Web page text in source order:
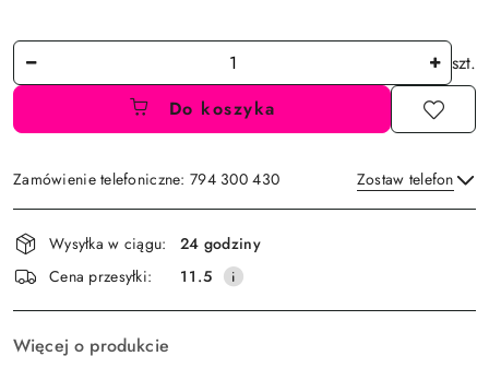
Ilość
szt.
Do koszyka
Zamówienie telefoniczne: 794 300 430 Zostaw telefon
Wyślij
Dostępność
i
dostawa
Wysyłka w ciągu:
24 godziny
Cena przesyłki:
11.5
Więcej o produkcie